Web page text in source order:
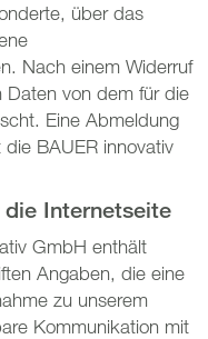
über das
Nach einem Widerruf
Daten von dem für die
Eine Abmeldung
BAUER innovativ
Internetseite
GmbH enthält
Angaben, die eine
zu unserem
Kommunikation mit